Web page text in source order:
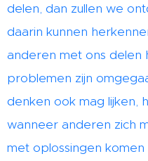
delen, dan zullen we
daarin kunnen
anderen met ons delen
problemen zijn
denken ook mag lijken,
wanneer anderen zich
met oplossingen